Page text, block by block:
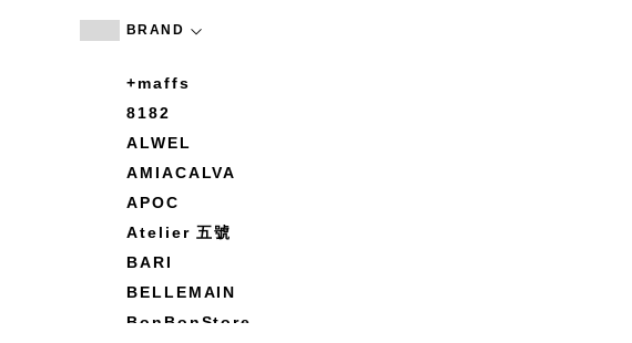
BRAND
+maffs
8182
ALWEL
AMIACALVA
APOC
Atelier 五號
BARI
BELLEMAIN
BonBonStore